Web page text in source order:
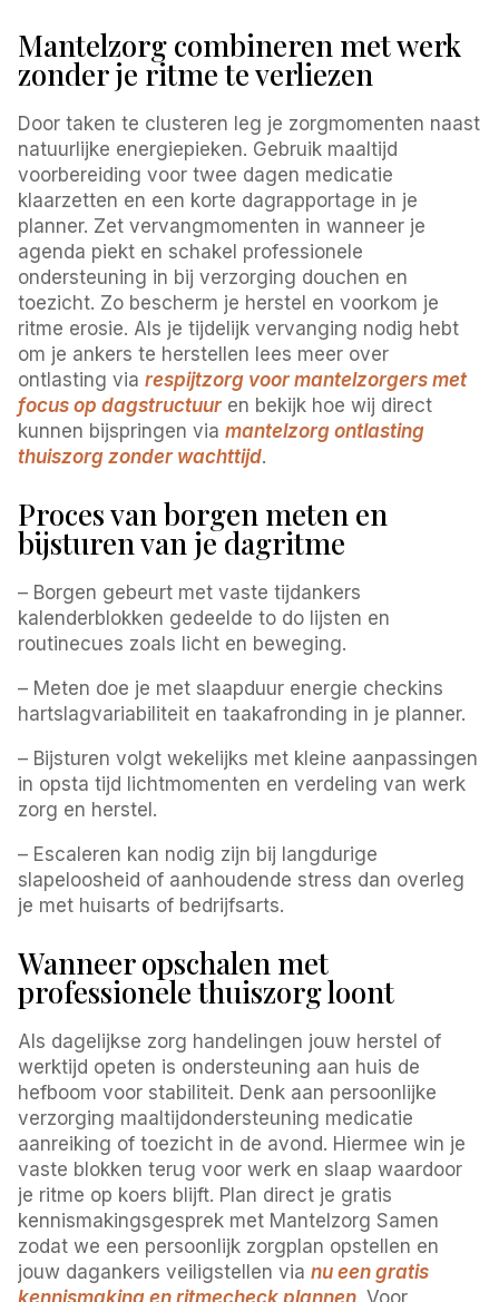
Mantelzorg combineren met werk
zonder je ritme te verliezen
Door taken te clusteren leg je zorgmomenten naast
natuurlijke energiepieken. Gebruik maaltijd
voorbereiding voor twee dagen medicatie
klaarzetten en een korte dagrapportage in je
planner. Zet vervangmomenten in wanneer je
agenda piekt en schakel professionele
ondersteuning in bij verzorging douchen en
toezicht. Zo bescherm je herstel en voorkom je
ritme erosie. Als je tijdelijk vervanging nodig hebt
om je ankers te herstellen lees meer over
ontlasting viarespijtzorg voor mantelzorgers met
focus op dagstructuur en bekijk hoe wij direct
kunnen bijspringen viamantelzorg ontlasting
thuiszorg zonder wachttijd.
Proces van borgen meten en
bijsturen van je dagritme
– Borgen gebeurt met vaste tijdankers
kalenderblokken gedeelde to do lijsten en
routinecues zoals licht en beweging.
– Meten doe je met slaapduur energie checkins
hartslagvariabiliteit en taakafronding in je planner.
– Bijsturen volgt wekelijks met kleine aanpassingen
in opsta tijd lichtmomenten en verdeling van werk
zorg en herstel.
– Escaleren kan nodig zijn bij langdurige
slapeloosheid of aanhoudende stress dan overleg
je met huisarts of bedrijfsarts.
Wanneer opschalen met
professionele thuiszorg loont
Als dagelijkse zorg handelingen jouw herstel of
werktijd opeten is ondersteuning aan huis de
hefboom voor stabiliteit. Denk aan persoonlijke
verzorging maaltijdondersteuning medicatie
aanreiking of toezicht in de avond. Hiermee win je
vaste blokken terug voor werk en slaap waardoor
je ritme op koers blijft. Plan direct je gratis
kennismakingsgesprek met Mantelzorg Samen
zodat we een persoonlijk zorgplan opstellen en
jouw dagankers veiligstellen vianu een gratis
kennismaking en ritmecheck plannen . Voor